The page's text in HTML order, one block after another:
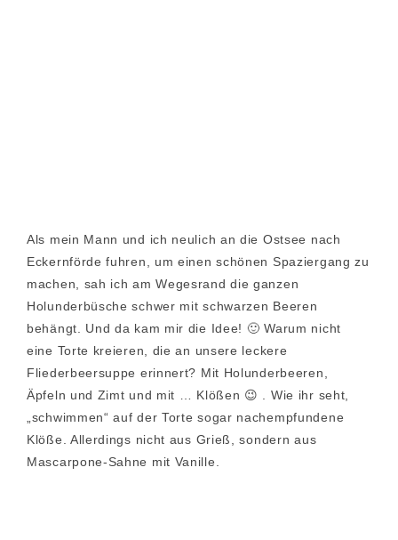
Als mein Mann und ich neulich an die Ostsee nach
Eckernförde fuhren, um einen schönen Spaziergang zu
machen, sah ich am Wegesrand die ganzen
Holunderbüsche schwer mit schwarzen Beeren
behängt. Und da kam mir die Idee! 🙂 Warum nicht
eine Torte kreieren, die an unsere leckere
Fliederbeersuppe erinnert? Mit Holunderbeeren,
Äpfeln und Zimt und mit … Klößen 😉 . Wie ihr seht,
„schwimmen“ auf der Torte sogar nachempfundene
Klöße. Allerdings nicht aus Grieß, sondern aus
Mascarpone-Sahne mit Vanille.